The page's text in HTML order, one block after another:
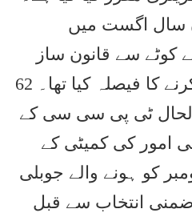
سال اگست میں
کوٹے سے قانون ساز
کونسل کا رکن نامزد کرنے کا فیصلہ کیا تھا۔ 62
ٹی پی سی سی کے
امور کی کمیٹی کے
ہیں۔ انہیں 11 نومبر کو ہونے والے جوبلی
انتخاب سے قبل